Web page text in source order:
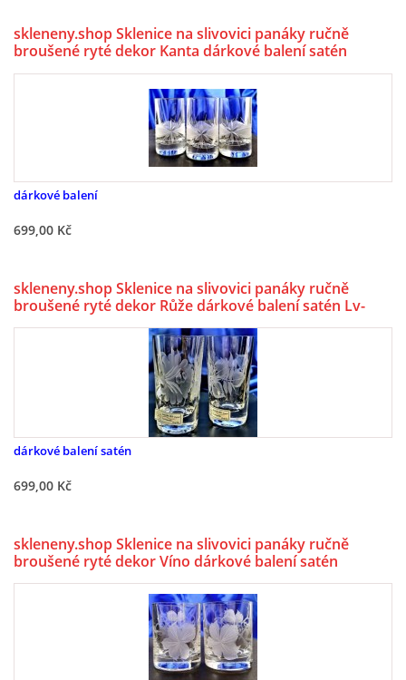
skleneny.shop Sklenice na slivovici panáky ručně
broušené ryté dekor Kanta dárkové balení satén
dárkové balení
699,00 Kč
skleneny.shop Sklenice na slivovici panáky ručně
broušené ryté dekor Růže dárkové balení satén Lv-
6512 60ml 6 Ks.
dárkové balení satén
699,00 Kč
skleneny.shop Sklenice na slivovici panáky ručně
broušené ryté dekor Víno dárkové balení satén
Barline-726 60ml 6 ks.